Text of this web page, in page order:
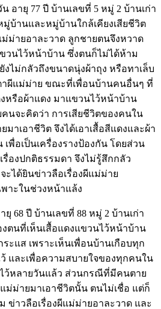
อายุ 77 ปี บ้านเลขที่ 5 หมู่ 2 บ้านเก่า
บ้านและหมู่บ้านใกล้เคียงเสียชีวิต
ม่ายอาละวาด ลูกชายตนจึงหวาด
วนไว้หน้าบ้าน ซึ่งตนก็ไม่ได้ห้าม
งไม่กลัวถึงขนาดนุ่งผ้าถุง หรือทาเล็บ
ผีแม่ม่าย ขณะที่เพื่อนบ้านคนอื่นๆ ที่
หรือผ้าแดง มาแขวนไว้หน้าบ้าน
นจะคิดว่า การเสียชีวิตของคนใน
าเอาชีวิต จึงได้เอาเสื้อสีแดงและผ้า
พื่อเป็นเครื่องรางป้องกัน โดยส่วน
รื่องปกติธรรมดา จึงไม่รู้สึกกลัว
ะได้ยินข่าวลือเรื่องผีแม่ม่าย
าะในช่วงหน้าแล้ง
68 ปี บ้านเลขที่ 88 หมู่ 2 บ้านเก่า
ตนที่เห็นเสื้อแดงแขวนไว้หน้าบ้าน
ะแส เพราะเห็นเพื่อนบ้านเกือบทุก
และเพื่อความสบายใจของทุกคนใน
ว้หลายวันแล้ว ส่วนกรณีที่มีคนตาย
ม่ม่ายมาเอาชีวิตนั้น ตนไม่เชื่อ แต่ก็
ข่าวลือเรื่องผีแม่ม่ายอาละวาด และ